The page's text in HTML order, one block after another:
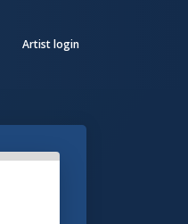
Artist login